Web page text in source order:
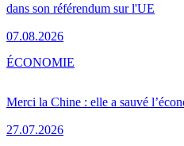
dans son référendum sur l'UE
07.08.2026
Merci la Chine : elle a sauvé
27.07.2026
ÉCONOMIE